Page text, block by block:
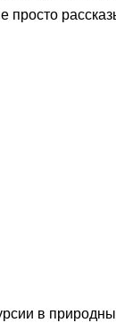
просто
в